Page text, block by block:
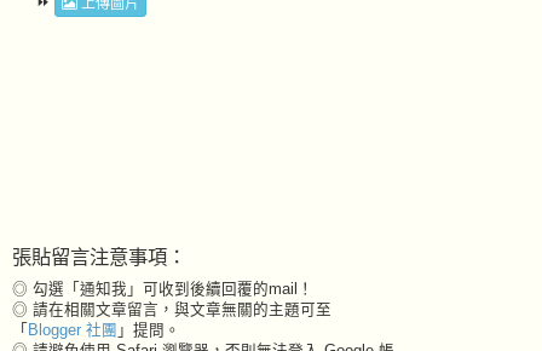
上傳圖片
張貼留言注意事項：
◎ 勾選「通知我」可收到後續回覆的mail！
◎ 請在相關文章留言，與文章無關的主題可至
「 Blogger 社團 」提問。